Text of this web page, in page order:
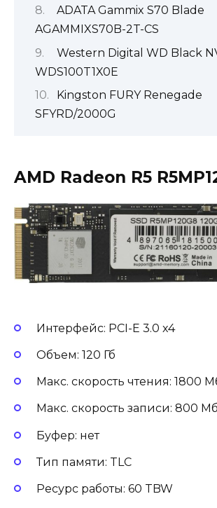
ADATA Gammix S70 Blade
AGAMMIXS70B-2T-CS
Western Digital WD Black
WDS100T1X0E
Kingston FURY Renegade
SFYRD/2000G
AMD Radeon R5
Интерфейс: PCI-E 3.0 x4
Объем: 120 Гб
Макс. скорость чтения: 1800
Макс. скорость записи: 800
Буфер: нет
Тип памяти: TLC
Ресурс работы: 60 TBW